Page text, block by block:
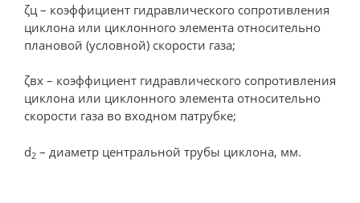
ζц – коэффициент гидравлического сопротивления
циклона или циклонного элемента относительно
плановой (условной) скорости газа;
ζвх – коэффициент гидравлического сопротивления
циклона или циклонного элемента относительно
скорости газа во входном патрубке;
d2 – диаметр центральной трубы циклона, мм.